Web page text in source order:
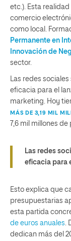
etc.). Esta realidad
comercio
como local.
Permanente en
Innovación de
sector.
Las redes
eficacia para el
marketing. Hoy
MÁS DE 3,19 MIL
7,6 mil millones
Las redes
eficacia para
Esto explica que
presupuestarias
esta partida
de euros anuales.
dedican más del